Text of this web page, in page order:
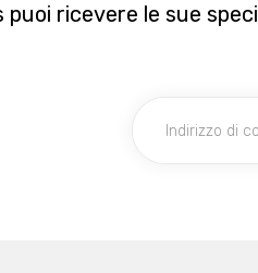
puoi ricevere le sue